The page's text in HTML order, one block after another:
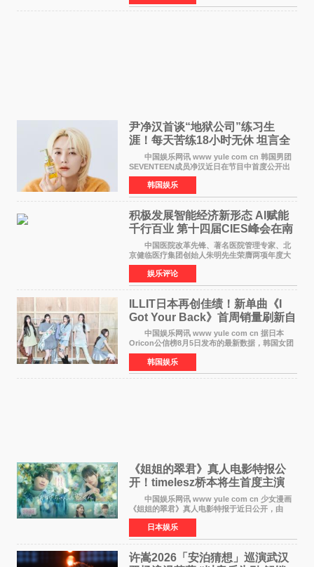
家庭与自我之间
尹净汉首谈“地狱公司”练习生
涯！每天苦练18小时无休 坦言全
靠成员撑过来
中国娱乐网讯 www yule com cn 韩国男团
SEVENTEEN成员净汉近日在节目中首度公开出
道前的残酷练习生经历，并提及经纪公司Pledis
娱乐，引发广泛关注。 在8月2日播出的日本
TBS综艺节目《周
韩国娱乐
积极发展智能经济新形态 Al赋能
千行百业 第十四届CIES峰会在南
京盛大召开
中国医院改革先锋、著名医院管理专家、北
京健临医疗集团创始人朱明先生荣膺两项年度大
奖 2026年7月31日，盛夏金陵，长江之畔，
以重落地·真务实·强链接为主题的2026&lsquo;人
工智能+&rsquo
娱乐评论
ILLIT日本再创佳绩！新单曲《I
Got Your Back》首周销量刷新自
身纪录
中国娱乐网讯 www yule com cn 据日本
Oricon公信榜8月5日发布的最新数据，韩国女团
ILLIT在日本发行的第二张单曲《I Got Your
Back》首周销量达到71,009张，成功跻身最新一
期周单曲排行
韩国娱乐
《姐姐的翠君》真人电影特报公
开！timelesz桥本将生首度主演
12月4日上映
中国娱乐网讯 www yule com cn 少女漫画
《姐姐的翠君》真人电影特报于近日公开，由
timelesz成员桥本将生担任主演，这也是他首次
担任电影主演，引发高度关注。 女高中生咲
苗翠（中岛瑠菜
日本娱乐
许嵩2026「安泊猜想」巡演武汉